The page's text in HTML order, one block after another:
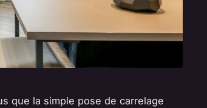
que la simple pose de carrelage